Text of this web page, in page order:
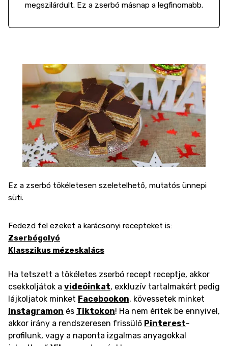
megszilárdult. Ez a zserbó másnap a legfinomabb.
Ez a zserbó tökéletesen szeletelhető, mutatós ünnepi
süti.
Fedezd fel ezeket a karácsonyi recepteket is:
Zserbógolyó
Klasszikus mézeskalács
Ha tetszett a tökéletes zserbó recept receptje, akkor
csekkoljátok a videóinkat, exkluzív tartalmakért pedig
lájkoljatok minket Facebookon, kövessetek minket
Instagramon és Tiktokon! Ha nem éritek be ennyivel,
akkor irány a rendszeresen frissülő Pinterest-
profilunk, vagy a naponta izgalmas anyagokkal